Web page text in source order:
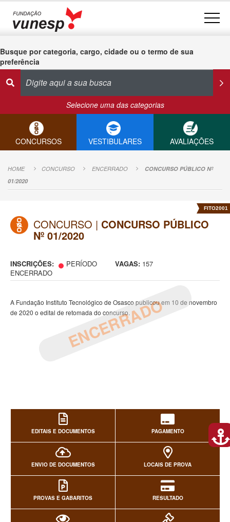
Busque por categoria, cargo, cidade ou o termo de sua
preferência
Selecione uma das categorias
CONCURSOS VESTIBULARES AVALIAÇÕES
HOME CONCURSO ENCERRADO
CONCURSO PÚBLICO Nº
01/2020
FITO2001
CONCURSO | CONCURSO PÚBLICO
Nº 01/2020
INSCRIÇÕES:
PERÍODO
ENCERRADO
VAGAS: 157
ENCERRADO
A Fundação Instituto Tecnológico de Osasco publicou em 10 de novembro
de 2020 o edital de retomada do concurso.
EDITAIS E DOCUMENTOS PAGAMENTO
ENVIO DE DOCUMENTOS LOCAIS DE PROVA
PROVAS E GABARITOS RESULTADO